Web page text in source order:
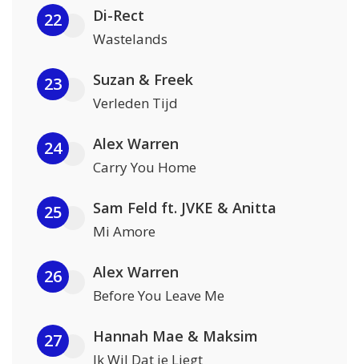
22 Di-Rect
Wastelands
23 Suzan & Freek
Verleden Tijd
24 Alex Warren
Carry You Home
25 Sam Feld ft. JVKE & Anitta
Mi Amore
26 Alex Warren
Before You Leave Me
27 Hannah Mae & Maksim
Ik Wil Dat je Liegt